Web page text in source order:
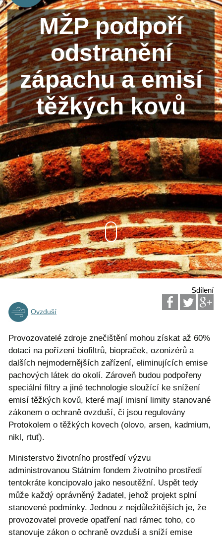
MŽP podpoří
odstranění
zápachu a emisí
těžkých kovů
Sdílení
Ovzduší
Provozovatelé zdroje znečištění mohou získat až 60%
dotaci na pořízení biofiltrů, biopraček, ozonizérů a
dalších nejmodernějších zařízení, eliminujících emise
pachových látek do okolí. Zároveň budou podpořeny
speciální filtry a jiné technologie sloužící ke snížení
emisí těžkých kovů, které mají imisní limity stanované
zákonem o ochraně ovzduší, či jsou regulovány
Protokolem o těžkých kovech (olovo, arsen, kadmium,
nikl, rtuť).
Ministerstvo životního prostředí výzvu
administrovanou Státním fondem životního prostředí
tentokráte koncipovalo jako nesoutěžní. Uspět tedy
může každý oprávněný žadatel, jehož projekt splní
stanovené podmínky. Jednou z nejdůležitějších je, že
provozovatel provede opatření nad rámec toho, co
stanovuje zákon o ochraně ovzduší a sníží emise